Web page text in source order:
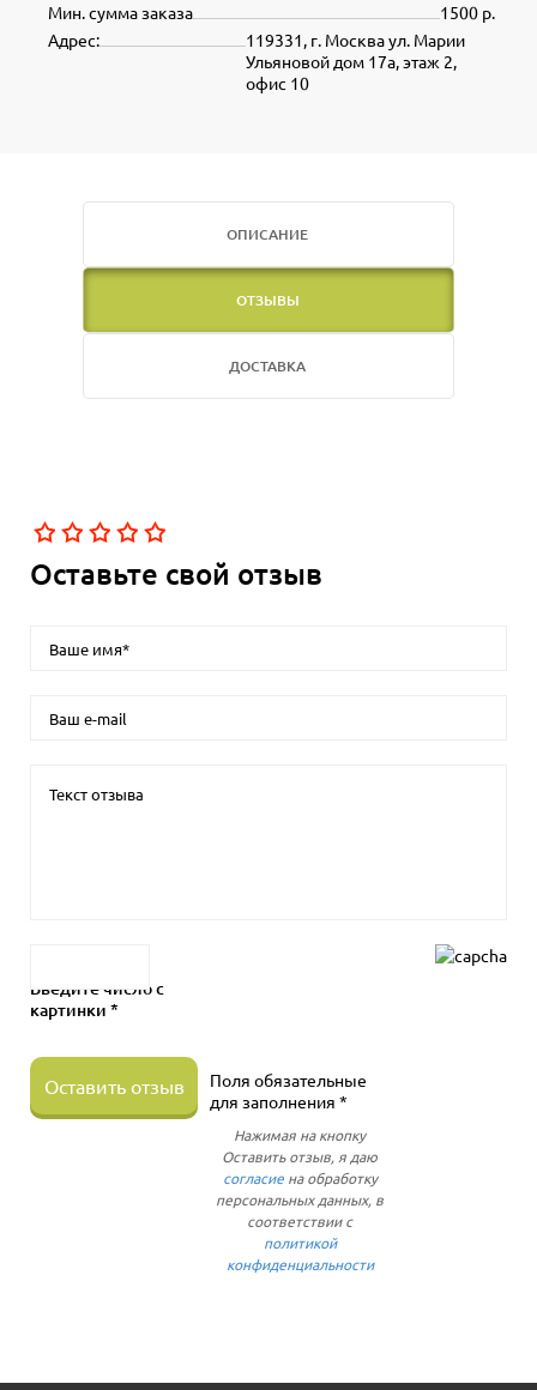
1500 р.
Мин. сумма заказа
119331, г. Москва ул. Марии
Ульяновой дом 17а, этаж 2,
офис 10
Адрес:
ОПИСАНИЕ
ОТЗЫВЫ
ДОСТАВКА
Оставьте свой отзыв
Введите число с
картинки *
Оставить отзыв
Поля обязательные
для заполнения *
Нажимая на кнопку
Оставить отзыв, я даю
согласиена обработку
персональных данных, в
соответствии с
политикой
конфиденциальности